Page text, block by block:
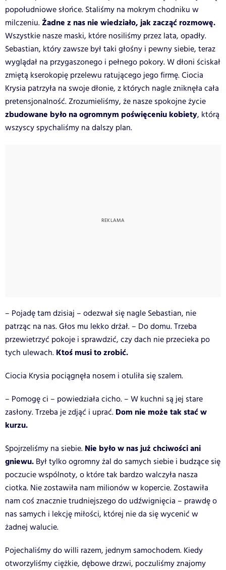
popołudniowe słońce. Staliśmy na mokrym chodniku w
milczeniu. Żadne z nas nie wiedziało, jak zacząć rozmowę.
Wszystkie nasze maski, które nosiliśmy przez lata, opadły.
Sebastian, który zawsze był taki głośny i pewny siebie, teraz
wyglądał na przygaszonego i pełnego pokory. W dłoni ściskał
zmiętą kserokopię przelewu ratującego jego firmę. Ciocia
Krysia patrzyła na swoje dłonie, z których nagle zniknęła cała
pretensjonalność. Zrozumieliśmy, że nasze spokojne życie
zbudowane było na ogromnym poświęceniu kobiety, którą
wszyscy spychaliśmy na dalszy plan.
– Pojadę tam dzisiaj – odezwał się nagle Sebastian, nie
patrząc na nas. Głos mu lekko drżał. – Do domu. Trzeba
przewietrzyć pokoje i sprawdzić, czy dach nie przecieka po
tych ulewach. Ktoś musi to zrobić.
Ciocia Krysia pociągnęła nosem i otuliła się szalem.
– Pomogę ci – powiedziała cicho. – W kuchni są jej stare
zasłony. Trzeba je zdjąć i uprać. Dom nie może tak stać w
kurzu.
Spojrzeliśmy na siebie. Nie było w nas już chciwości ani
gniewu. Był tylko ogromny żal do samych siebie i budzące się
poczucie wspólnoty, o które tak bardzo walczyła nasza
ciotka. Nie zostawiła nam milionów w kopercie. Zostawiła
nam coś znacznie trudniejszego do udźwignięcia – prawdę o
nas samych i lekcję miłości, której nie da się wycenić w
żadnej walucie.
Pojechaliśmy do willi razem, jednym samochodem. Kiedy
otworzyliśmy ciężkie, dębowe drzwi, poczuliśmy znajomy